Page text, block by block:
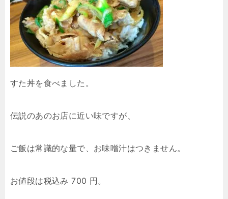
すた丼を食べました。
伝説のあのお店に近い味ですが、
ご飯は常識的な量で、お味噌汁はつきません。
お値段は税込み 700 円。